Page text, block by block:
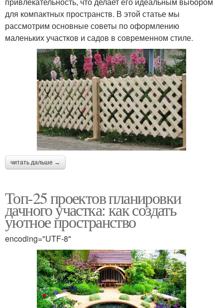
для компактных пространств. В этой статье мы
рассмотрим основные советы по оформлению
маленьких участков и садов в современном стиле.
читать дальше →
Топ-25 проектов планировки
дачного участка: как создать
уютное пространство
encoding="UTF-8"